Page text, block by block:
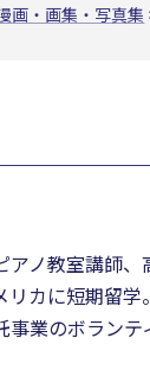
画・画集・写真集
ノ教室講師、
カに短期留学。
事業のボラン